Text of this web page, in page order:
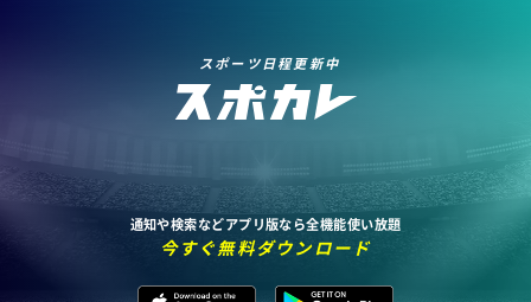
スポーツ日程更新中
通知や検索などアプリ版なら全機能使い放題
今すぐ無料ダウンロード